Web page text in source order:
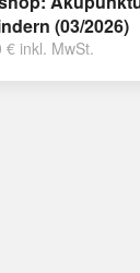
(03/2026)
€ inkl. MwSt.